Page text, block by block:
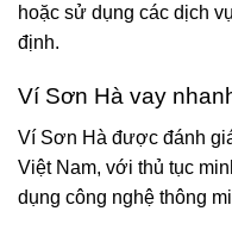
hoặc sử dụng các dịch
định.
Ví Sơn Hà vay
Ví Sơn Hà được đánh
Việt Nam, với thủ tục
dụng công nghệ thông